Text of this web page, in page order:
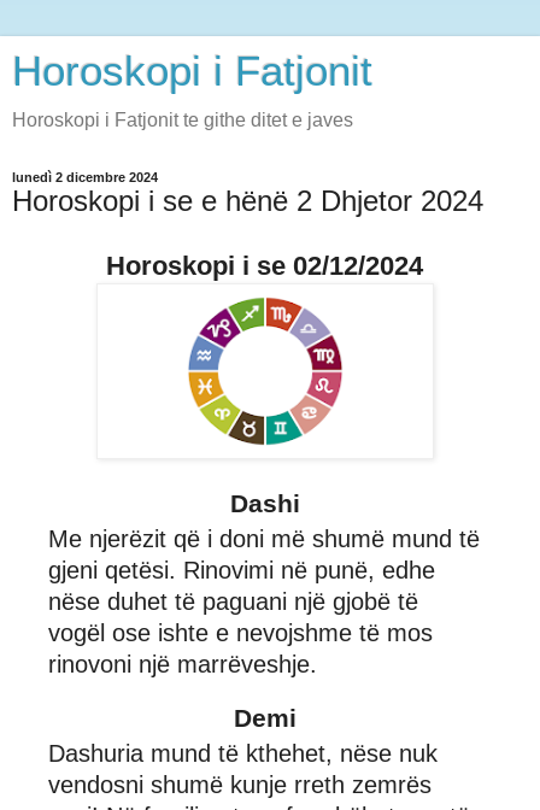
Horoskopi i Fatjonit
Horoskopi i Fatjonit te githe ditet e javes
lunedì 2 dicembre 2024
Horoskopi i se e hënë 2 Dhjetor 2024
Horoskopi i se 02/12/2024
Dashi
Me njerëzit që i doni më shumë mund të
gjeni qetësi. Rinovimi në punë, edhe
nëse duhet të paguani një gjobë të
vogël ose ishte e nevojshme të mos
rinovoni një marrëveshje.
Demi
Dashuria mund të kthehet, nëse nuk
vendosni shumë kunje rreth zemrës